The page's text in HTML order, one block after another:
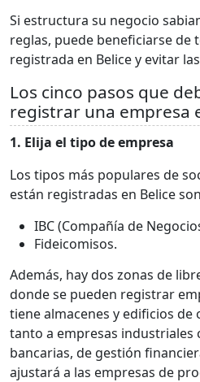
Si estructura su negocio
reglas, puede beneficiarse de
registrada en Belice y evitar
Los cinco pasos que
registrar una empresa
1. Elija el tipo de empresa
Los tipos más populares de
están registradas en Belice
IBC (Compañía de
Fideicomisos.
Además, hay dos zonas de
donde se pueden registrar
tiene almacenes y edificios de
tanto a empresas industriales
bancarias, de gestión
ajustará a las empresas de